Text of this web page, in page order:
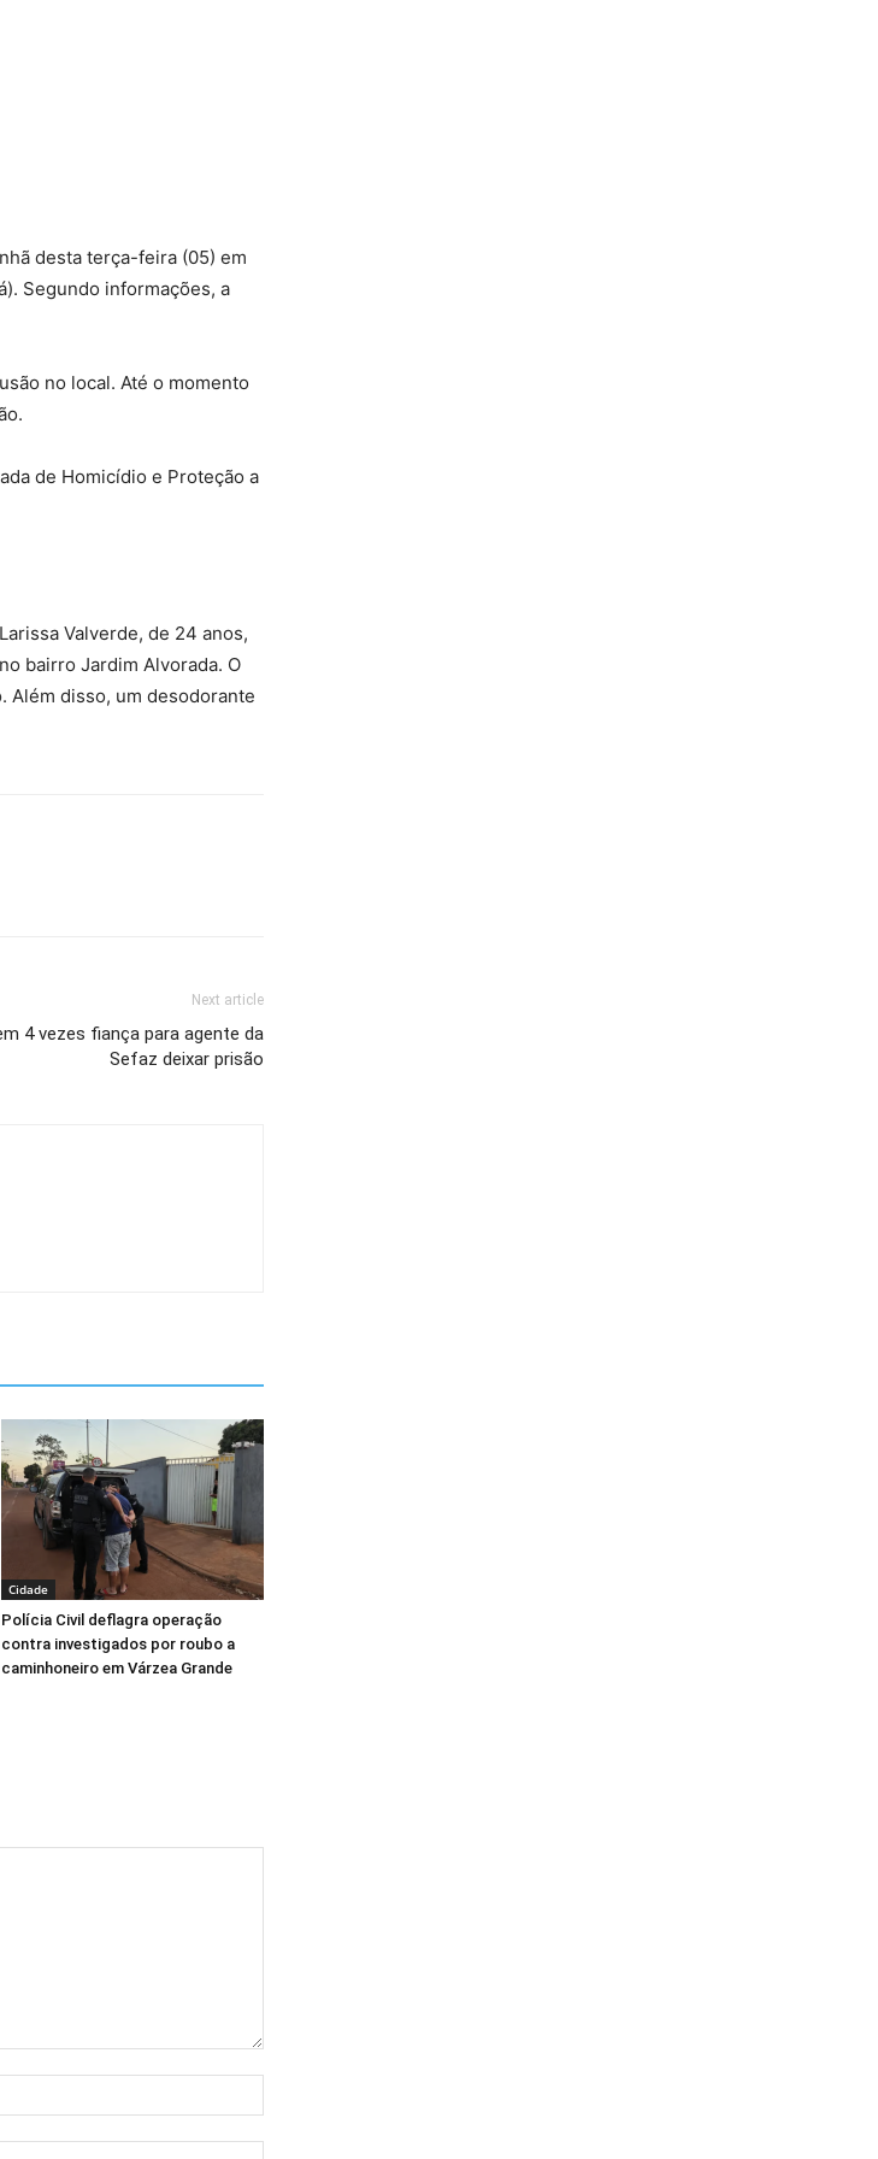
desta terça-feira (05) em
Segundo informações, a
no local. Até o momento
de Homicídio e Proteção a
Valverde, de 24 anos,
bairro Jardim Alvorada. O
Além disso, um desodorante
Next article
4 vezes fiança para agente da
Sefaz deixar prisão
Cidade
Polícia Civil deflagra operação
contra investigados por roubo a
caminhoneiro em Várzea Grande